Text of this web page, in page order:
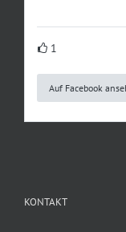
1
Auf Facebook
KONTAKT